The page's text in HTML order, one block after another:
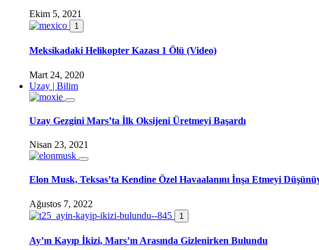
Ekim 5, 2021
1
Meksikadaki Helikopter Kazası 1 Ölü (Video)
Mart 24, 2020
Uzay | Bilim
Uzay Gezgini Mars’ta İlk Oksijeni Üretmeyi Başardı
Nisan 23, 2021
Elon Musk, Teksas’ta Kendine Özel Havaalanını İnşa Etmeyi
Ağustos 7, 2022
1
Ay’ın Kayıp İkizi, Mars’ın Arasında Gizlenirken Bulundu